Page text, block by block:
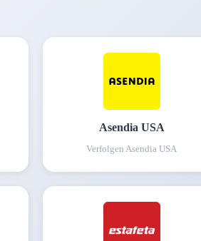
Asendia USA
Verfolgen Asendia USA